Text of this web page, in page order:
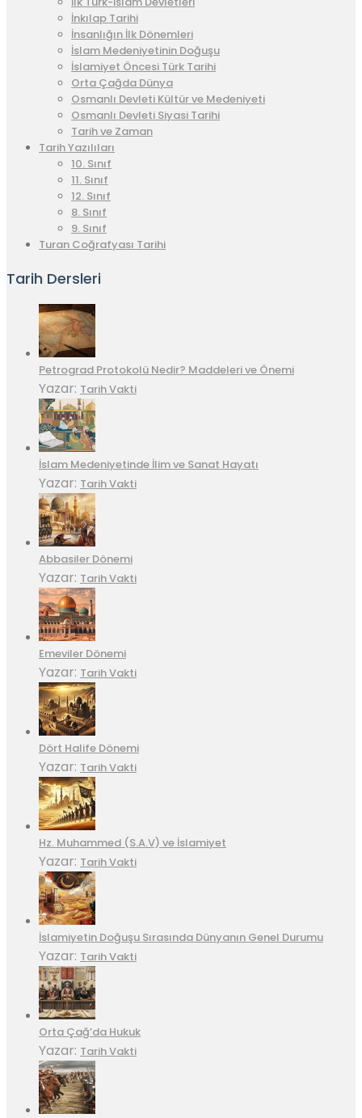
İnkılap Tarihi
İnsanlığın İlk Dönemleri
İslam Medeniyetinin Doğuşu
İslamiyet Öncesi Türk Tarihi
Orta Çağda Dünya
Osmanlı Devleti Kültür ve Medeniyeti
Osmanlı Devleti Siyasi Tarihi
Tarih ve Zaman
Tarih Yazılıları
10. Sınıf
11. Sınıf
12. Sınıf
8. Sınıf
9. Sınıf
Turan Coğrafyası Tarihi
Tarih Dersleri
Petrograd Protokolü Nedir? Maddeleri ve Önemi
Yazar: Tarih Vakti
İslam Medeniyetinde İlim ve Sanat Hayatı
Yazar: Tarih Vakti
Abbasiler Dönemi
Yazar: Tarih Vakti
Emeviler Dönemi
Yazar: Tarih Vakti
Dört Halife Dönemi
Yazar: Tarih Vakti
Hz. Muhammed (S.A.V) ve İslamiyet
Yazar: Tarih Vakti
İslamiyetin Doğuşu Sırasında Dünyanın Genel Durumu
Yazar: Tarih Vakti
Orta Çağ’da Hukuk
Yazar: Tarih Vakti